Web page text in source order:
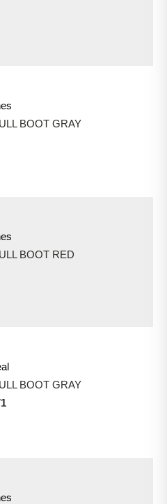
BOOT GRAY
BOOT RED
BOOT GRAY